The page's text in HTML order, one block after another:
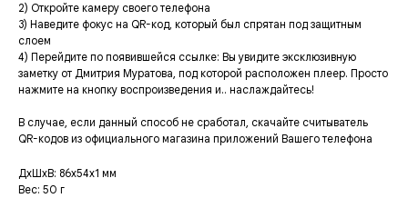
2) Откройте камеру своего телефона
3) Наведите фокус на QR-код, который был спрятан под защитным
слоем
4) Перейдите по появившейся ссылке: Вы увидите эксклюзивную
заметку от Дмитрия Муратова, под которой расположен плеер. Просто
нажмите на кнопку воспроизведения и.. наслаждайтесь!
В случае, если данный способ не сработал, скачайте считыватель
QR-кодов из официального магазина приложений Вашего телефона
ДxШxВ: 86x54x1 мм
Вес: 50 г